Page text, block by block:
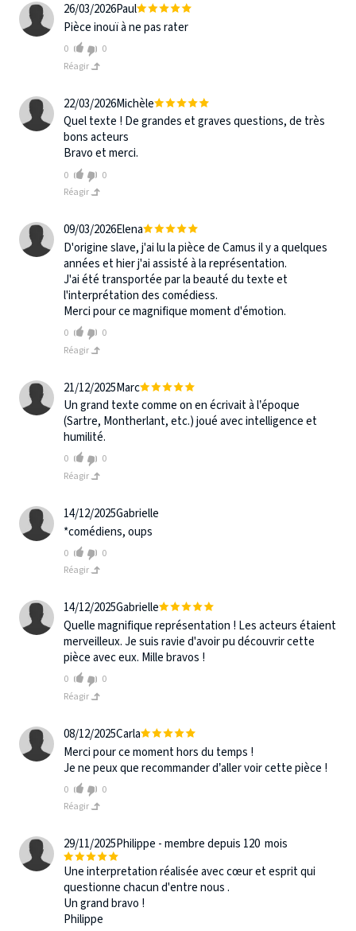
26/03/2026Paul
Pièce inouï à ne pas rater
0
0
Réagir
22/03/2026Michèle
Quel texte ! De grandes et graves questions, de très
bons acteurs
Bravo et merci.
0
0
Réagir
09/03/2026Elena
D'origine slave, j'ai lu la pièce de Camus il y a quelques
années et hier j'ai assisté à la représentation.
J'ai été transportée par la beauté du texte et
l'interprétation des comédiess.
Merci pour ce magnifique moment d'émotion.
0
0
Réagir
21/12/2025Marc
Un grand texte comme on en écrivait à l’époque
(Sartre, Montherlant, etc.) joué avec intelligence et
humilité.
0
0
Réagir
14/12/2025Gabrielle
*comédiens, oups
0
0
Réagir
14/12/2025Gabrielle
Quelle magnifique représentation ! Les acteurs étaient
merveilleux. Je suis ravie d'avoir pu découvrir cette
pièce avec eux. Mille bravos !
0
0
Réagir
08/12/2025Carla
Merci pour ce moment hors du temps !
Je ne peux que recommander d’aller voir cette pièce !
0
0
Réagir
29/11/2025Philippe - membre depuis 120 mois
Une interpretation réalisée avec cœur et esprit qui
questionne chacun d'entre nous .
Un grand bravo !
Philippe